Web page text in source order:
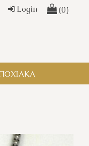
(0)
Login